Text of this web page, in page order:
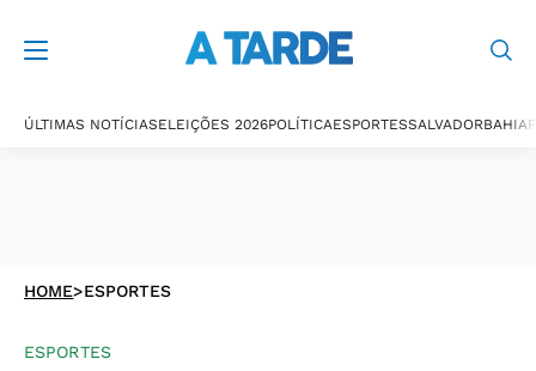
ÚLTIMAS NOTÍCIASELEIÇÕES 2026POLÍTICAESPORTESSALVADORBAHIA
HOME>ESPORTES
ESPORTES